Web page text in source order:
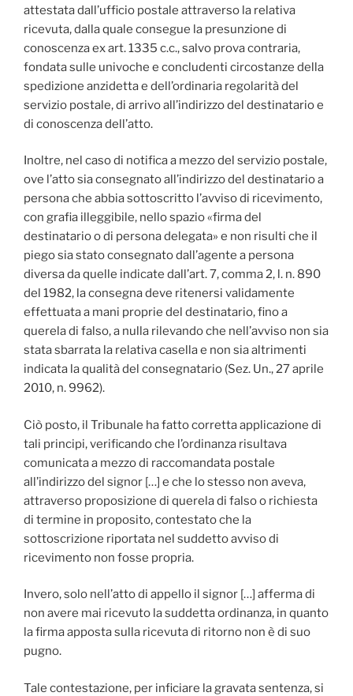
attestata dall’ufficio postale attraverso la relativa
ricevuta, dalla quale consegue la presunzione di
conoscenza ex art. 1335 c.c., salvo prova contraria,
fondata sulle univoche e concludenti circostanze della
spedizione anzidetta e dell’ordinaria regolarità del
servizio postale, di arrivo all’indirizzo del destinatario e
di conoscenza dell’atto.
Inoltre, nel caso di notifica a mezzo del servizio postale,
ove l’atto sia consegnato all’indirizzo del destinatario a
persona che abbia sottoscritto l’avviso di ricevimento,
con grafia illeggibile, nello spazio «firma del
destinatario o di persona delegata» e non risulti che il
piego sia stato consegnato dall’agente a persona
diversa da quelle indicate dall’art. 7, comma 2, l. n. 890
del 1982, la consegna deve ritenersi validamente
effettuata a mani proprie del destinatario, fino a
querela di falso, a nulla rilevando che nell’avviso non sia
stata sbarrata la relativa casella e non sia altrimenti
indicata la qualità del consegnatario (Sez. Un., 27 aprile
2010, n. 9962).
Ciò posto, il Tribunale ha fatto corretta applicazione di
tali principi, verificando che l’ordinanza risultava
comunicata a mezzo di raccomandata postale
all’indirizzo del signor […] e che lo stesso non aveva,
attraverso proposizione di querela di falso o richiesta
di termine in proposito, contestato che la
sottoscrizione riportata nel suddetto avviso di
ricevimento non fosse propria.
Invero, solo nell’atto di appello il signor […] afferma di
non avere mai ricevuto la suddetta ordinanza, in quanto
la firma apposta sulla ricevuta di ritorno non è di suo
pugno.
Tale contestazione, per inficiare la gravata sentenza, si